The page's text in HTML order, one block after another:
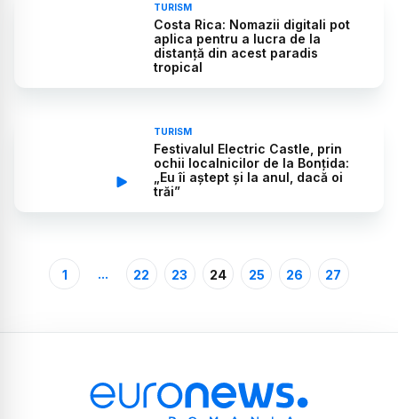
TURISM
Costa Rica: Nomazii digitali pot
aplica pentru a lucra de la
distanță din acest paradis
tropical
TURISM
Festivalul Electric Castle, prin
ochii localnicilor de la Bonțida:
„Eu îi aștept și la anul, dacă oi
trăi”
1 ... 22 23 24 25 26 27